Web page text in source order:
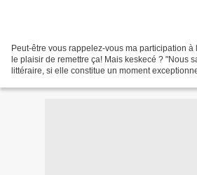
Peut-être vous rappelez-vous ma participation
le plaisir de remettre ça! Mais keskecé ? "Nous
littéraire, si elle constitue un moment